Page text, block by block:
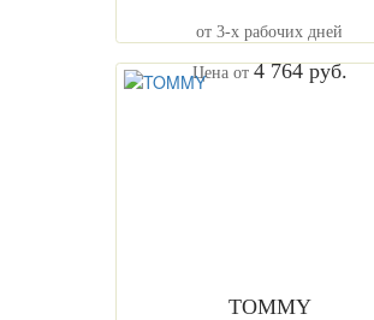
от 3-х рабочих дней
Цена от 4 764 руб.
TOMMY